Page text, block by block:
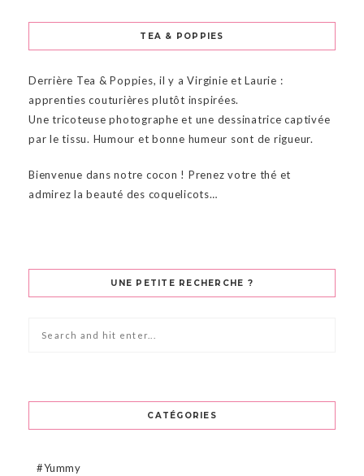
TEA & POPPIES
Derrière Tea & Poppies, il y a Virginie et Laurie :
apprenties couturières plutôt inspirées.
Une tricoteuse photographe et une dessinatrice captivée
par le tissu. Humour et bonne humeur sont de rigueur.
Bienvenue dans notre cocon ! Prenez votre thé et
admirez la beauté des coquelicots…
UNE PETITE RECHERCHE ?
CATÉGORIES
#Yummy